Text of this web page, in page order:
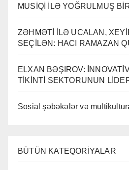
MUSİQİ İLƏ YOĞRULMUŞ
ZƏHMƏTİ İLƏ UCALAN,
SEÇİLƏN: HACI RAMAZAN
ELXAN BƏŞIROV:
TİKİNTİ SEKTORUNUN
Sosial şəbəkələr və
BÜTÜN KATEQORİYALAR